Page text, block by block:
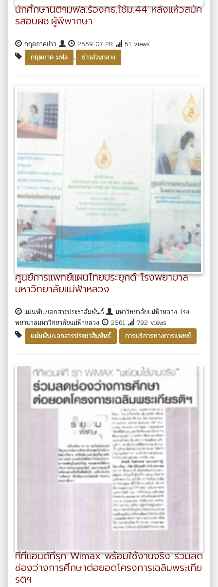
นักศึกษานิติฯมฟล.ร้องศธ.ใช้ม.44 หลังแห้วสมัค
รสอบผช.ผู้พิพากษา
กฤตภาคข่าว 2559-07-28
51 views
กฤตภาค มฟล
, ข่าวส่วนกลาง
ศูนย์การแพทย์แผนไทยประยุกต์ โรงพยาบาล
มหาวิทยาลัยแม่ฟ้าหลวง
แผ่นพับ/เอกสารประชาสัมพันธ์
มหาวิทยาลัยแม่ฟ้าหลวง. โรง
พยาบาลมหาวิทยาลัยแม่ฟ้าหลวง
2561
792 views
แผ่นพับ/เอกสารประชาสัมพันธ์
, การบริการทางการแพทย์
ทีทีแอนด์ทีรุก Wimax พร้อมใช้งานจริง ร่วมลด
ช่องว่างการศึกษาต่อยอดโครงการเฉลิมพระเกีย
รติฯ